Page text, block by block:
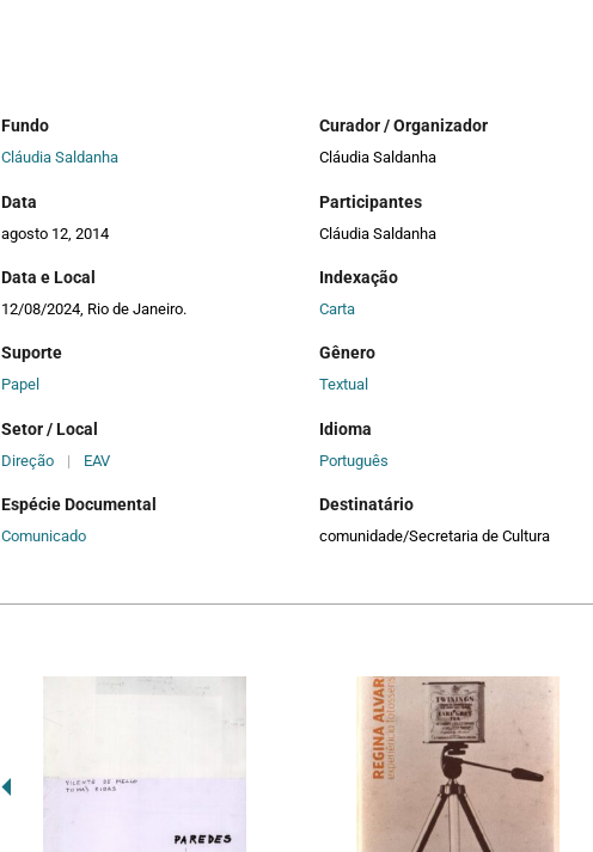
Fundo
Cláudia Saldanha
Data
agosto 12, 2014
Data e Local
12/08/2024, Rio de Janeiro.
Suporte
Papel
Setor / Local
Direção | EAV
Espécie Documental
Comunicado
Curador / Organizador
Cláudia Saldanha
Participantes
Cláudia Saldanha
Indexação
Carta
Gênero
Textual
Idioma
Português
Destinatário
comunidade/Secretaria de Cultura